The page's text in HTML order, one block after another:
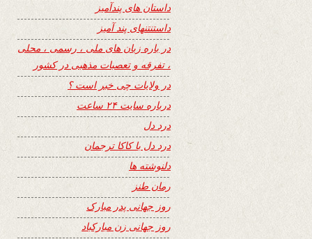
داستان های پندآمیز
داستنتنهای پند آمیز
در باره زبان های ملی ، رسمی ، محلی
، تفرقه و تعصبات مذهبی در کشور
در ولایات چی خبر است ؟
درباره سایت ۲۴ ساعت
درد دل
درد دل با کاکا ترجمان
دلنوشته ها
رمان طنز
روز جهانی پدر مبارک
روز جهانی زن مبارکباد